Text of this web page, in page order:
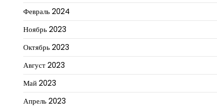
Февраль 2024
Ноябрь 2023
Октябрь 2023
Август 2023
Май 2023
Апрель 2023